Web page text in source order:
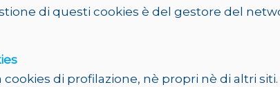
di questi cookies è del gestore del
di profilazione, nè propri nè di altri